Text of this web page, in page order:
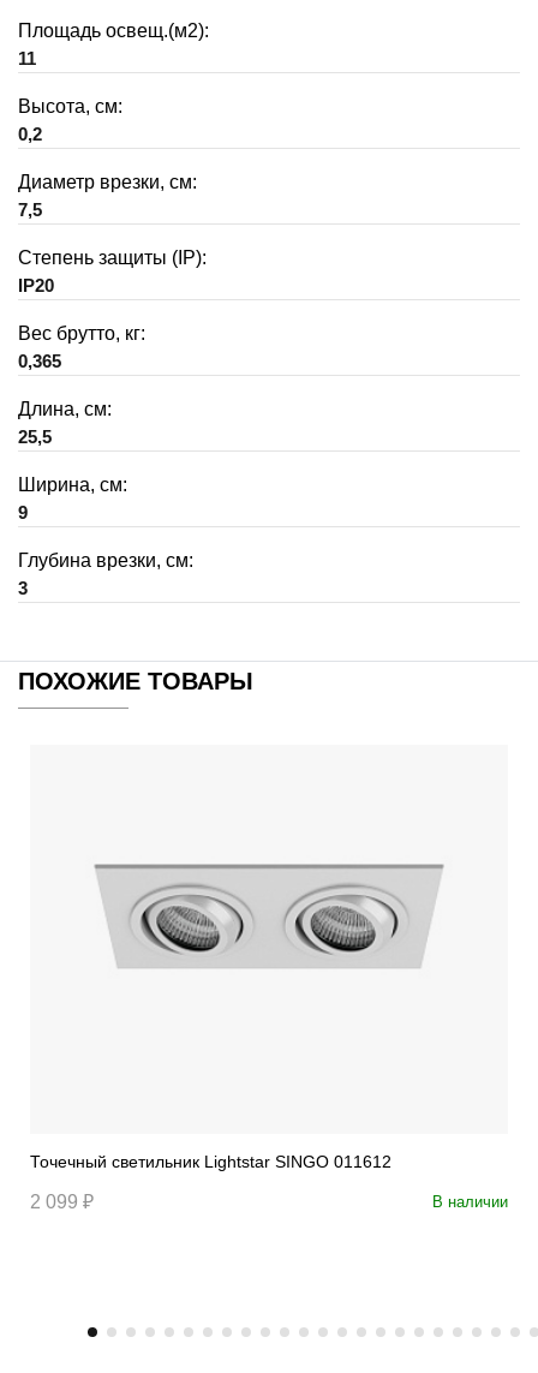
Площадь освещ.(м2):
11
Высота, см:
0,2
Диаметр врезки, см:
7,5
Степень защиты (IP):
IP20
Вес брутто, кг:
0,365
Длина, см:
25,5
Ширина, см:
9
Глубина врезки, см:
3
ПОХОЖИЕ ТОВАРЫ
Точечный светильник Lightstar SINGO 011612
2 099 ₽ В наличии